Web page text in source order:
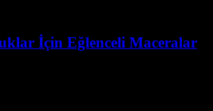
İçin Eğlenceli Maceralar